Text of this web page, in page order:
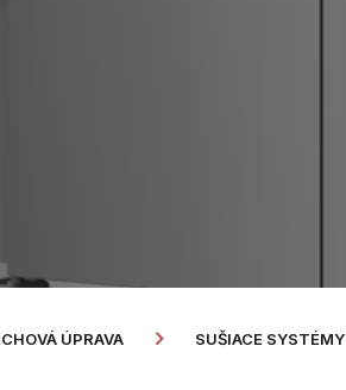
ÚPRAVA SUŠIACE SYSTÉMY